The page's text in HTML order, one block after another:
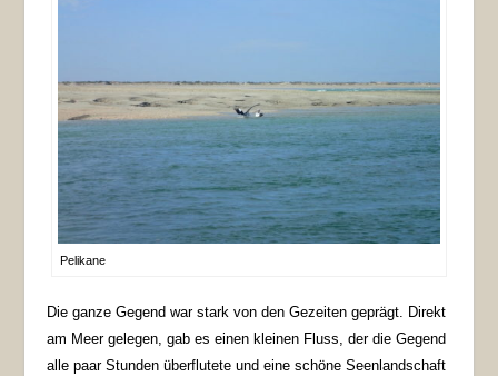
Pelikane
Die ganze Gegend war stark von den Gezeiten geprägt. Direkt
am Meer gelegen, gab es einen kleinen Fluss, der die Gegend
alle paar Stunden überflutete und eine schöne Seenlandschaft